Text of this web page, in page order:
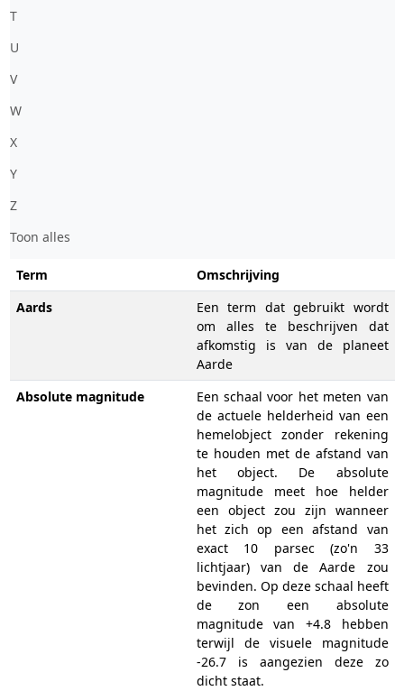
T
U
V
W
X
Y
Z
Toon alles
Term
Omschrijving
Aards
Een term dat gebruikt wordt
om alles te beschrijven dat
afkomstig is van de planeet
Aarde
Absolute magnitude
Een schaal voor het meten van
de actuele helderheid van een
hemelobject zonder rekening
te houden met de afstand van
het object. De absolute
magnitude meet hoe helder
een object zou zijn wanneer
het zich op een afstand van
exact 10 parsec (zo'n 33
lichtjaar) van de Aarde zou
bevinden. Op deze schaal heeft
de zon een absolute
magnitude van +4.8 hebben
terwijl de visuele magnitude
-26.7 is aangezien deze zo
dicht staat.